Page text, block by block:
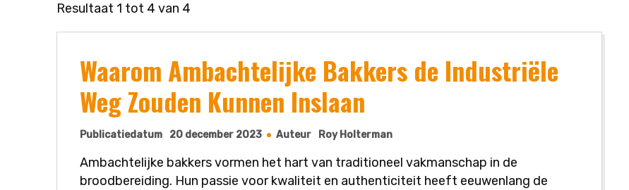
Resultaat 1 tot 4 van 4
Waarom Ambachtelijke Bakkers de Industriële
Weg Zouden Kunnen Inslaan
Publicatiedatum 20 december 2023 Auteur Roy Holterman
Ambachtelijke bakkers vormen het hart van traditioneel vakmanschap in de
broodbereiding. Hun passie voor kwaliteit en authenticiteit heeft eeuwenlang de